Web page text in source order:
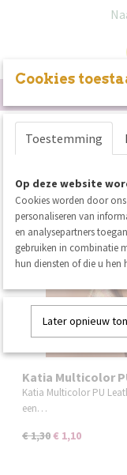
Sorteer op:
Katia Multicolor
Katia Multicolor PU
een…
€ 1,30€ 1,10
Cookies
Toestemming
Op deze website
Cookies worden door
personaliseren van
en analysepartners
gebruiken in combinatie
hun diensten of die u hen
Later opnieuw